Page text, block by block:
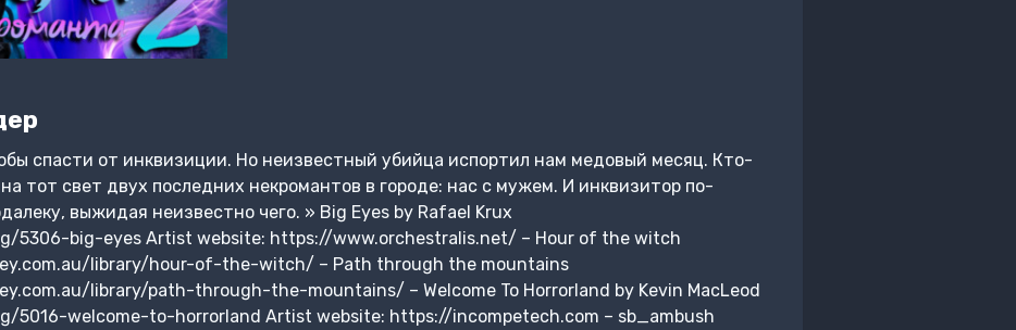
спасти от инквизиции. Но неизвестный убийца испортил нам медовый месяц. Кто-
тот свет двух последних некромантов в городе: нас с мужем. И инквизитор по-
выжидая неизвестно чего. » Big Eyes by Rafael Krux
5306-big-eyes Artist website: https://www.orchestralis.net/ – Hour of the witch
library/hour-of-the-witch/ – Path through the mountains
library/path-through-the-mountains/ – Welcome To Horrorland by Kevin MacLeod
5016-welcome-to-horrorland Artist website: https://incompetech.com – sb_ambush